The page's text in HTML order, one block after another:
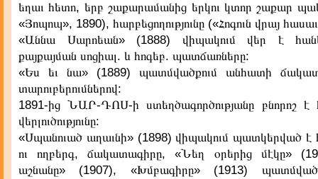
եղաւ հետո, երբ շաքարամանից երկու կտոր շաքար
«Յոպոպ», 1890), հարբեցողությունը («Հոգուն վրայ
«Աննա Սարոեան» (1888) վիպակում վեր է
քայքայման սոցիալ. և հոգեբ. պատճառները:
«Ես եւ նա» (1889) պատմվածքում անհատի
տարուբերումներով:
1891-ից ՆԱՐ-ԴՈՍ-ի ստեղծագործությանը բնորոշ է
վերլուծությունը:
«Սպանուած աղաւնի» (1898) վիպակում պատկերված է
ու ողբերգ, ճակատագիրը, «Նեղ օրերից մէկը»
աշնանը» (1907), «Խմբագիրը» (1913)